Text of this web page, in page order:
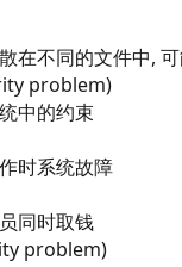
在不同的文件中,
problem)
中的约束
时系统故障
同时取钱
problem)